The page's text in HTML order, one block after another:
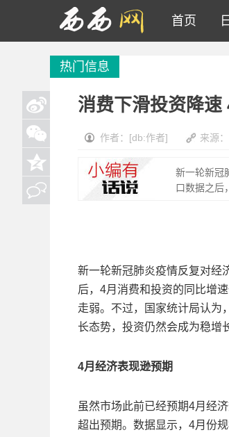
首页
热门信息
消费下滑投资降
作者：[db:作者] 来源：
新一轮新冠
口数据之后
新一轮新冠肺炎疫情反复对经
后，4月消费和投资的同比增
走弱。不过，国家统计局认为
长态势，投资仍然会成为稳增
4月经济表现逊预期
虽然市场此前已经预期4月经
超出预期。数据显示，4月份